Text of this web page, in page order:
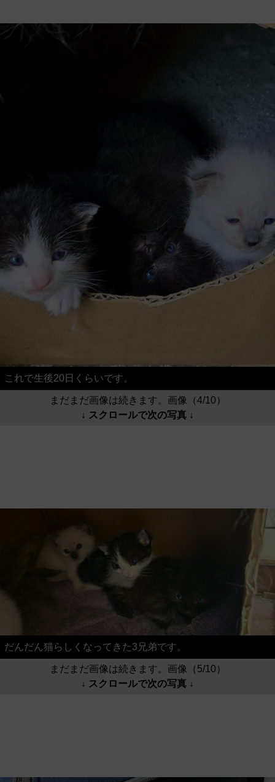
これで生後20日くらいです。
まだまだ画像は続きます。画像（4/10）
↓ スクロールで次の写真 ↓
だんだん猫らしくなってきた3兄弟です。
まだまだ画像は続きます。画像（5/10）
↓ スクロールで次の写真 ↓